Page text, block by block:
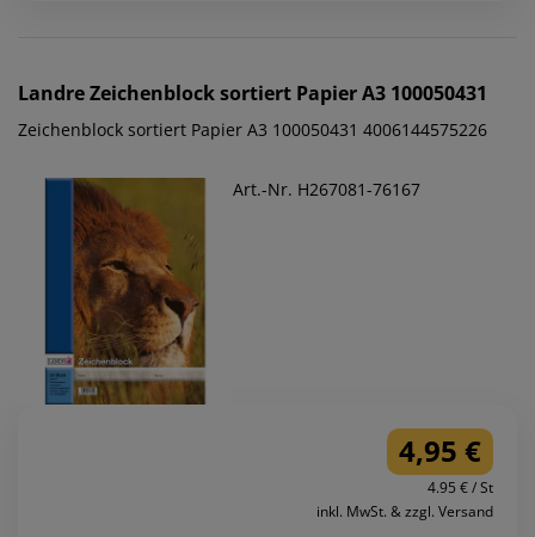
LandreZeichenblock sortiert Papier A3 100050431
Zeichenblock sortiert Papier A3 100050431 4006144575226
Art.-Nr. H267081-76167
4,95 €
4.95 € / St
inkl. MwSt. & zzgl. Versand